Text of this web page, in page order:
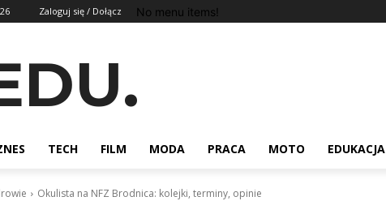
Zaloguj się / Dołącz No menu items!
TECH FILM MODA PRACA MOTO EDUKACJA
Okulista na NFZ Brodnica: kolejki, terminy, opinie